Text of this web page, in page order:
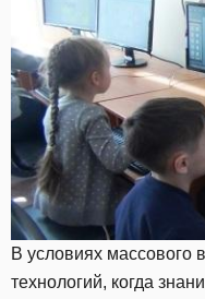
В условиях массового
технологий, когда